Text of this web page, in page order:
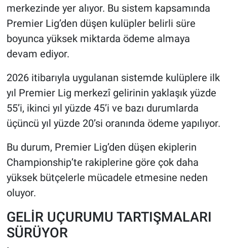
merkezinde yer alıyor. Bu sistem kapsamında
Premier Lig’den düşen kulüpler belirli süre
boyunca yüksek miktarda ödeme almaya
devam ediyor.
2026 itibarıyla uygulanan sistemde kulüplere ilk
yıl Premier Lig merkezî gelirinin yaklaşık yüzde
55’i, ikinci yıl yüzde 45’i ve bazı durumlarda
üçüncü yıl yüzde 20’si oranında ödeme yapılıyor.
Bu durum, Premier Lig’den düşen ekiplerin
Championship’te rakiplerine göre çok daha
yüksek bütçelerle mücadele etmesine neden
oluyor.
GELİR UÇURUMU TARTIŞMALARI
SÜRÜYOR